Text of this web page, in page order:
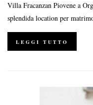
Villa Fracanzan Piovene a
splendida location per
LEGGI TUTTO